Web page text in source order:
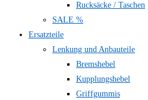
Rucksäcke / Taschen
SALE %
Ersatzteile
Lenkung und Anbauteile
Bremshebel
Kupplungshebel
Griffgummis